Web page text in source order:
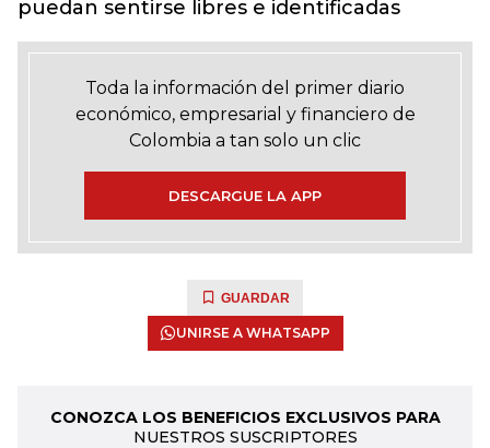
puedan sentirse libres e identificadas
Toda la información del primer diario
económico, empresarial y financiero de
Colombia a tan solo un clic
DESCARGUE LA APP
GUARDAR
UNIRSE A WHATSAPP
CONOZCA LOS BENEFICIOS EXCLUSIVOS PARA
NUESTROS SUSCRIPTORES